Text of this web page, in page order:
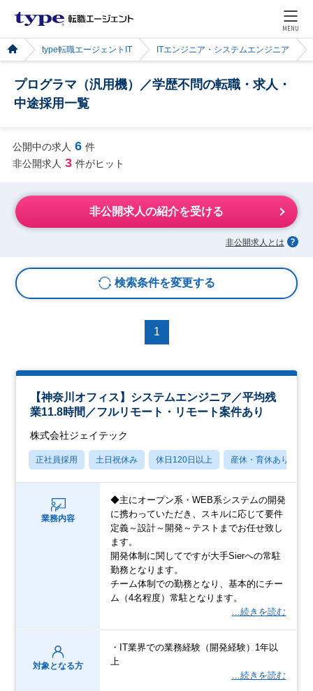
MENU
type転職エージェントIT ITエンジニア・システムエンジニア
プログラマ（汎用機）／学歴不問の転職・求人・
中途採用一覧
公開中の求人 6 件
非公開求人 3 件がヒット
非公開求人の紹介を受ける
非公開求人とは
検索条件を変更する
1
【神奈川オフィス】システムエンジニア／平均残
業11.8時間／フルリモート・リモート案件あり
株式会社ジェイテック
正社員採用 土日祝休み 休日120日以上 産休・育休あり
業務内容
◆主にオープン系・WEB系システムの開発
に携わっていただき、スキルに応じて要件
定義～設計～開発～テストまでお任せ致し
ます。
開発体制に関してですが大手Sierへの常駐
勤務となります。
チーム体制での勤務となり、基本的にチー
ム（4名程度）常駐となります。
…続きを読む
対象となる方
・IT業界での業務経験（開発経験）1年以
上
…続きを読む